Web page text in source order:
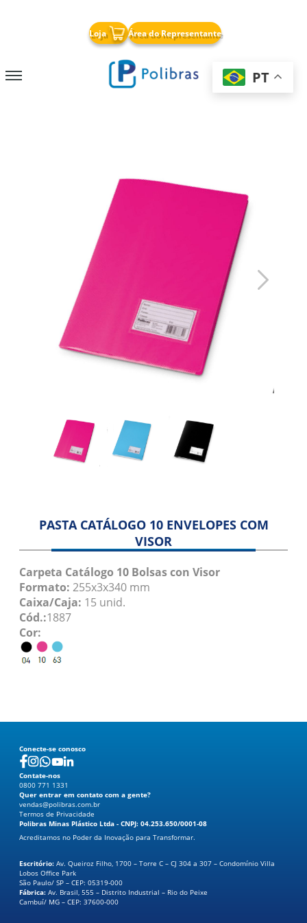
Loja Área do Representante
x
Soluções para Negócios
Armazenagem
Chapas PP Corrugado
Folha Separadora
Manga Pallet
0800 771 1331
PASTA CATÁLOGO 10 ENVELOPES COM
VISOR
Carpeta Catálogo 10 Bolsas con Visor
Formato: 255x3x340 mm
Caixa/Caja: 15 unid.
Cód.:1887
Cor:
Polibras Minas Plástico Ltda - CNPJ: 04.253.650/0001-08
Acreditamos no Poder da Inovação para Transformar.
Escritório: Av. Queiroz Filho, 1700 – Torre C – CJ 304 a 307 – Condomínio Villa
Lobos Office Park
São Paulo/ SP – CEP: 05319-000
Fábrica: Av. Brasil, 555 – Distrito Industrial – Rio do Peixe
Cambuí/ MG – CEP: 37600-000
Conecte-se conosco
Contate-nos
0800 771 1331
Quer entrar em contato com a gente?
vendas@polibras.com.br
Termos de Privacidade
PT